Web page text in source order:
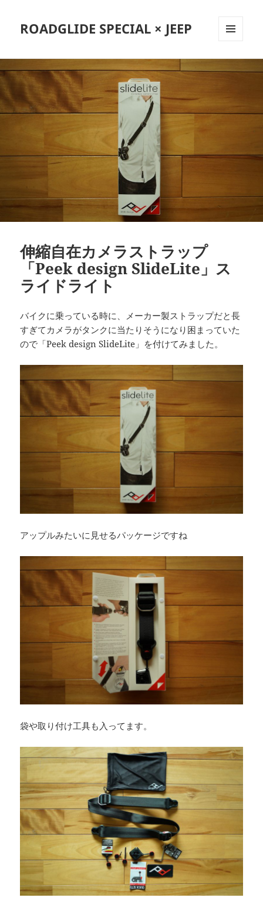
ROADGLIDE SPECIAL × JEEP
ーとウ
伸縮自在カメラストラップ
「Peek design SlideLite」ス
ライドライト
バイクに乗っている時に、メーカー製ストラップだと長
すぎてカメラがタンクに当たりそうになり困まっていた
ので「Peek design SlideLite」を付けてみました。
アップルみたいに見せるパッケージですね
袋や取り付け工具も入ってます。